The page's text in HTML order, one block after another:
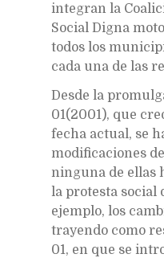
integran la
Social Digna
todos los
cada una de las
Desde la
01(2001), que
fecha actual, se
modificaciones
ninguna de ellas
la protesta social
ejemplo, los
trayendo como
01, en que se